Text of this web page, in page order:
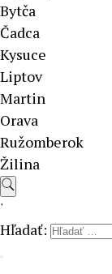
Bytča
Čadca
Kysuce
Liptov
Martin
Orava
Ružomberok
Žilina
'
Hľadať: